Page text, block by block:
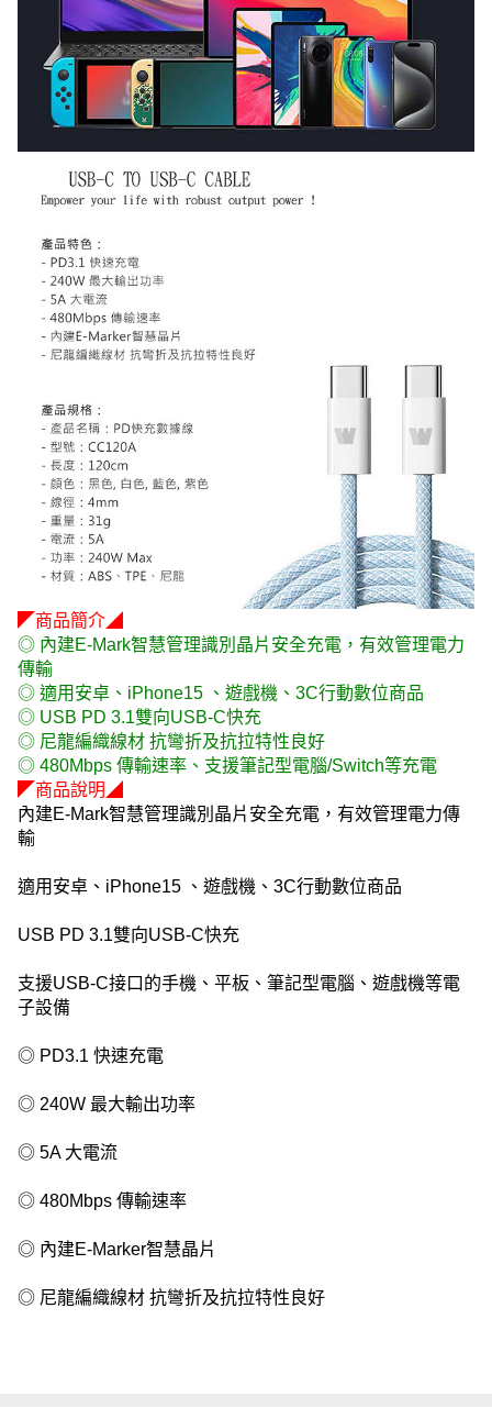
◤商品簡介◢
◎ 內建E-Mark智慧管理識別晶片安全充電，有效管理電力
傳輸
◎ 適用安卓、iPhone15 、遊戲機、3C行動數位商品
◎ USB PD 3.1雙向USB-C快充
◎ 尼龍編織線材 抗彎折及抗拉特性良好
◎ 480Mbps 傳輸速率、支援筆記型電腦/Switch等充電
◤商品說明◢
內建E-Mark智慧管理識別晶片安全充電，有效管理電力傳
輸
適用安卓、iPhone15 、遊戲機、3C行動數位商品
USB PD 3.1雙向USB-C快充
支援USB-C接口的手機、平板、筆記型電腦、遊戲機等電
子設備
◎ PD3.1 快速充電
◎ 240W 最大輸出功率
◎ 5A 大電流
◎ 480Mbps 傳輸速率
◎ 內建E-Marker智慧晶片
◎ 尼龍編織線材 抗彎折及抗拉特性良好